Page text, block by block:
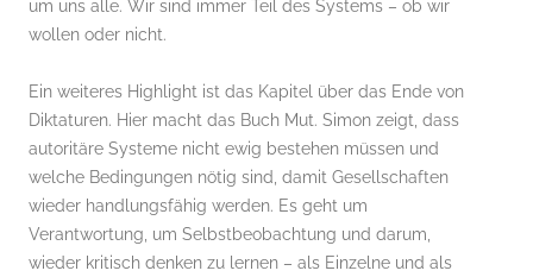
um uns alle. Wir sind immer Teil des Systems – ob wir
wollen oder nicht.
Ein weiteres Highlight ist das Kapitel über das Ende von
Diktaturen. Hier macht das Buch Mut. Simon zeigt, dass
autoritäre Systeme nicht ewig bestehen müssen und
welche Bedingungen nötig sind, damit Gesellschaften
wieder handlungsfähig werden. Es geht um
Verantwortung, um Selbstbeobachtung und darum,
wieder kritisch denken zu lernen – als Einzelne und als